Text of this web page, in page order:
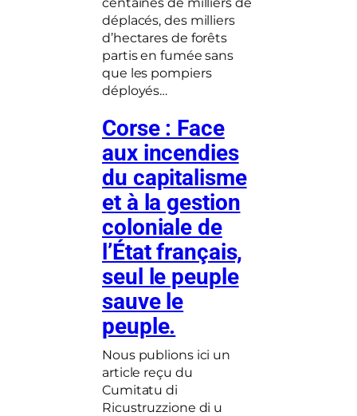
déplacés, des milliers
d’hectares de forêts
partis en fumée sans
que les pompiers
déployés…
Corse : Face
aux incendies
du capitalisme
et à la gestion
coloniale de
l’État français,
seul le peuple
sauve le
peuple.
Nous publions ici un
article reçu du
Cumitatu di
Ricustruzzione di u